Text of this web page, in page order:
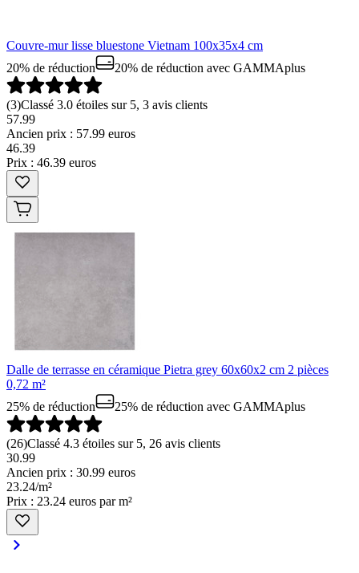
Couvre-mur lisse bluestone Vietnam 100x35x4 cm
20% de réduction
20% de réduction avec GAMMAplus
(3)Classé 3.0 étoiles sur 5, 3 avis clients
57.99
Ancien prix : 57.99 euros
46.39
Prix : 46.39 euros
Dalle de terrasse en céramique Pietra grey 60x60x2 cm 2 pièces
0,72 m²
25% de réduction
25% de réduction avec GAMMAplus
(26)Classé 4.3 étoiles sur 5, 26 avis clients
30.99
Ancien prix : 30.99 euros
23.24/m²
Prix : 23.24 euros par m²